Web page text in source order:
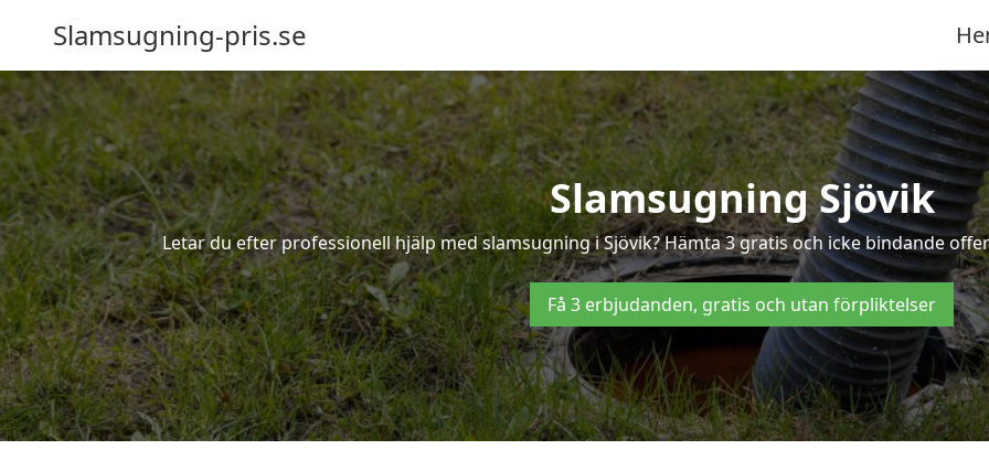
Slamsugning-pris.se
Slamsugning Sjövik
Letar du efter professionell hjälp med slamsugning i Sjövik? Hämta 3 gratis och icke bindande
Få 3 erbjudanden, gratis och utan förpliktelser